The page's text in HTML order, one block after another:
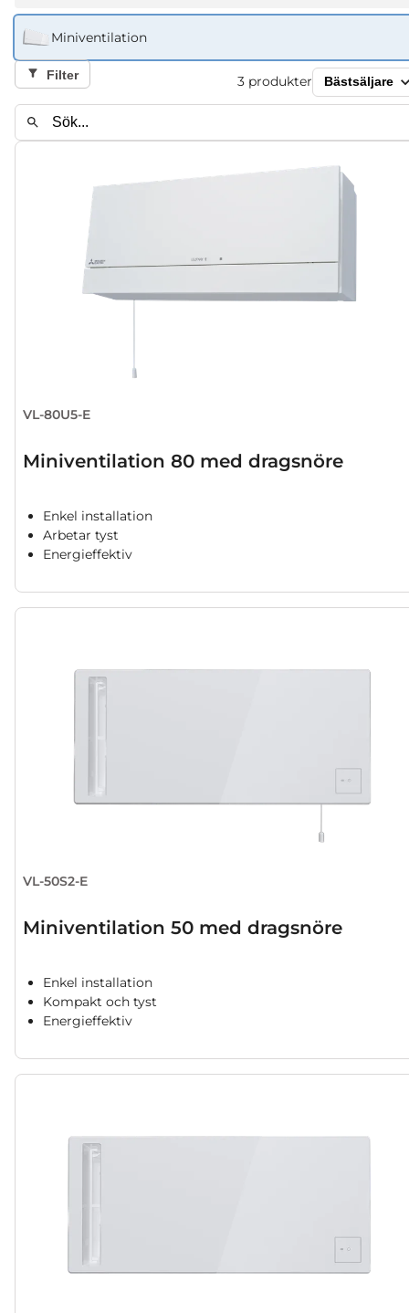
Miniventilation
Filter 3 produkter
VL-80U5-E
Miniventilation 80 med dragsnöre
Enkel installation
Arbetar tyst
Energieffektiv
VL-50S2-E
Miniventilation 50 med dragsnöre
Enkel installation
Kompakt och tyst
Energieffektiv